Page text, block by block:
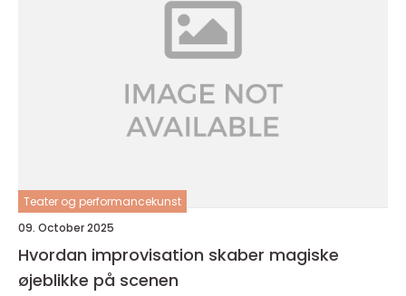
Teater og performancekunst
09. October 2025
Hvordan improvisation skaber magiske
øjeblikke på scenen